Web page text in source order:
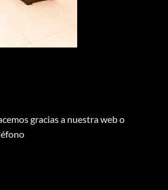
gracias a nuestra web o